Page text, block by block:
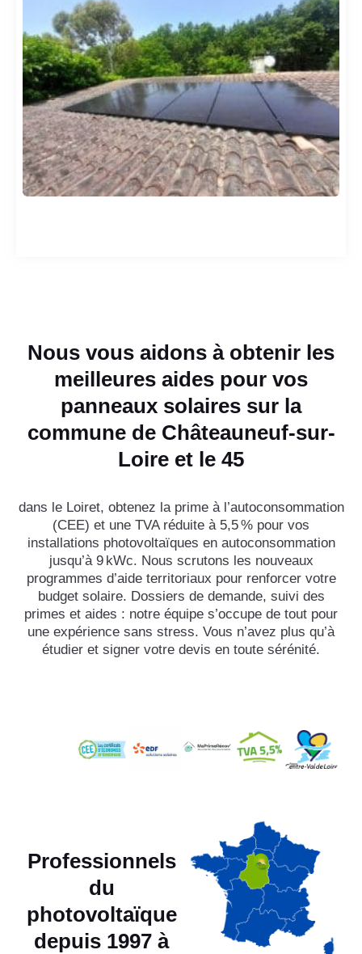
Nous vous aidons à obtenir les
meilleures aides pour vos
panneaux solaires sur la
commune de Châteauneuf-sur-
Loire et le 45
dans le Loiret, obtenez la prime à l’autoconsommation
(CEE) et une TVA réduite à 5,5 % pour vos
installations photovoltaïques en autoconsommation
jusqu’à 9 kWc. Nous scrutons les nouveaux
programmes d’aide territoriaux pour renforcer votre
budget solaire. Dossiers de demande, suivi des
primes et aides : notre équipe s’occupe de tout pour
une expérience sans stress. Vous n’avez plus qu’à
étudier et signer votre devis en toute sérénité.
Professionnels
du
photovoltaïque
depuis 1997 à